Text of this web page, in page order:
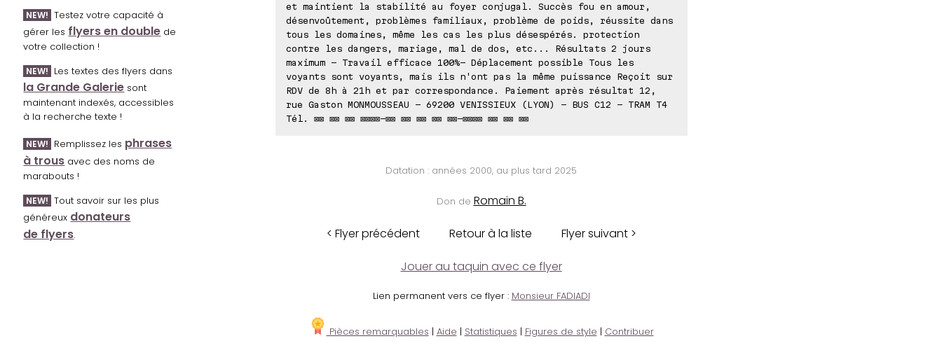
NEW! Testez votre capacité à
gérer les flyers en double de
votre collection !
NEW! Les textes des flyers dans
la Grande Galerie sont
maintenant indexés, accessibles
à la recherche texte !
NEW! Remplissez les phrases
à trous avec des noms de
marabouts !
NEW! Tout savoir sur les plus
généreux donateurs
de flyers.
et maintient la stabilité au foyer conjugal. Succès fou en amour,
désenvoûtement, problèmes familiaux, problème de poids, réussite dans
tous les domaines, même les cas les plus désespérés. protection
contre les dangers, mariage, mal de dos, etc... Résultats 2 jours
maximum - Travail efficace 100%- Déplacement possible Tous les
voyants sont voyants, mais ils n'ont pas la même puissance Reçoit sur
RDV de 8h à 21h et par correspondance. Paiement après résultat 12,
rue Gaston MONMOUSSEAU - 69200 VENISSIEUX (LYON) - BUS C12 - TRAM T4
Tél. ⊠⊠ ⊠⊠ ⊠⊠ ⊠⊠⊠⊠-⊠⊠ ⊠⊠ ⊠⊠ ⊠⊠ ⊠⊠-⊠⊠⊠⊠ ⊠⊠ ⊠⊠ ⊠⊠
Datation : années 2000, au plus tard 2025
Don de Romain B.
< Flyer précédent Retour à la liste Flyer suivant >
Jouer au taquin avec ce flyer
Lien permanent vers ce flyer : Monsieur FADIADI
Pièces remarquables | Aide | Statistiques | Figures de style | Contribuer